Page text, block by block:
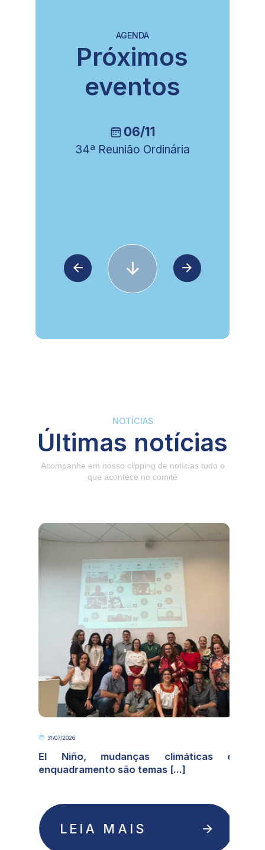
AGENDA
Próximos
eventos
06/11
34ª Reunião Ordinária
NOTÍCIAS
Últimas notícias
Acompanhe em nosso clipping de notícias tudo o
que acontece no comitê
31/07/2026
El Niño, mudanças climáticas e
enquadramento são temas [...]
LEIA MAIS